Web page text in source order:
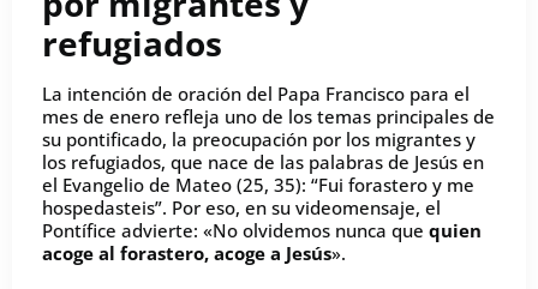
refugiados
La intención de oración del Papa Francisco para el
mes de enero refleja uno de los temas principales de
su pontificado, la preocupación por los migrantes y
los refugiados, que nace de las palabras de Jesús en
el Evangelio de Mateo (25, 35): “Fui forastero y me
hospedasteis”. Por eso, en su videomensaje, el
Pontífice advierte: «No olvidemos nunca que quien
acoge al forastero, acoge a Jesús».